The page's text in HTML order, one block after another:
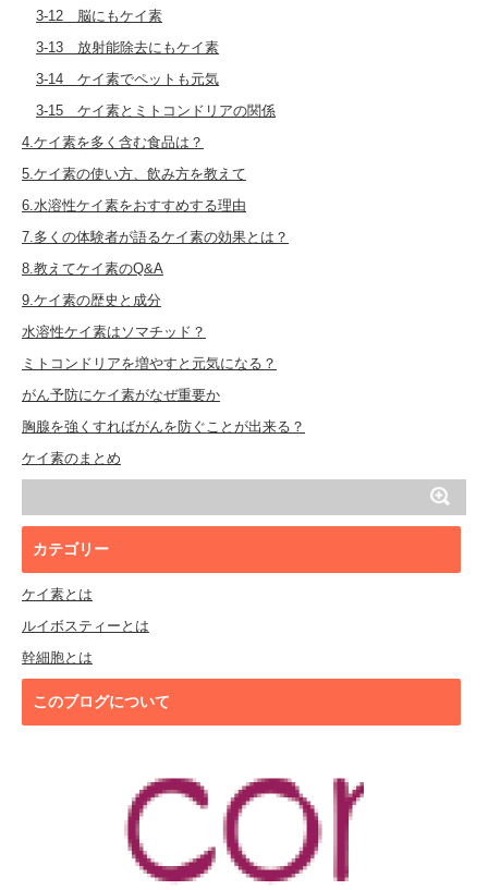
3-12 脳にもケイ素
3-13 放射能除去にもケイ素
3-14 ケイ素でペットも元気
3-15 ケイ素とミトコンドリアの関係
4.ケイ素を多く含む食品は？
5.ケイ素の使い方、飲み方を教えて
6.水溶性ケイ素をおすすめする理由
7.多くの体験者が語るケイ素の効果とは？
8.教えてケイ素のQ&A
9.ケイ素の歴史と成分
水溶性ケイ素はソマチッド？
ミトコンドリアを増やすと元気になる？
がん予防にケイ素がなぜ重要か
胸腺を強くすればがんを防ぐことが出来る？
ケイ素のまとめ
カテゴリー
ケイ素とは
ルイボスティーとは
幹細胞とは
このブログについて